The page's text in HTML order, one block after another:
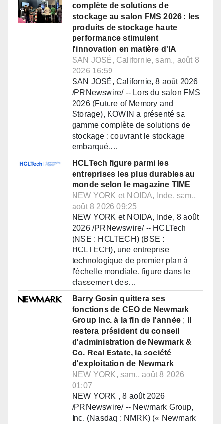
complète de solutions de
stockage au salon FMS 2026 : les
produits de stockage haute
performance stimulent
l'innovation en matière d'IA
SAN JOSÉ, Californie, sam., août 8
2026 16:59
SAN JOSÉ, Californie, 8 août 2026
/PRNewswire/ -- Lors du salon FMS
2026 (Future of Memory and
Storage), KOWIN a présenté sa
gamme complète de solutions de
stockage : couvrant le stockage
embarqué,…
HCLTech figure parmi les
entreprises les plus durables au
monde selon le magazine TIME
NEW YORK et NOIDA, Inde, sam.,
août 8 2026 09:25
NEW YORK et NOIDA, Inde, 8 août
2026 /PRNewswire/ -- HCLTech
(NSE : HCLTECH) (BSE :
HCLTECH), une entreprise
technologique de premier plan à
l'échelle mondiale, figure dans le
classement des…
Barry Gosin quittera ses
fonctions de CEO de Newmark
Group Inc. à la fin de l'année ; il
restera président du conseil
d'administration de Newmark &
Co. Real Estate, la société
d'exploitation de Newmark
NEW YORK, sam., août 8 2026
01:07
NEW YORK , 8 août 2026
/PRNewswire/ -- Newmark Group,
Inc. (Nasdaq : NMRK) (« Newmark